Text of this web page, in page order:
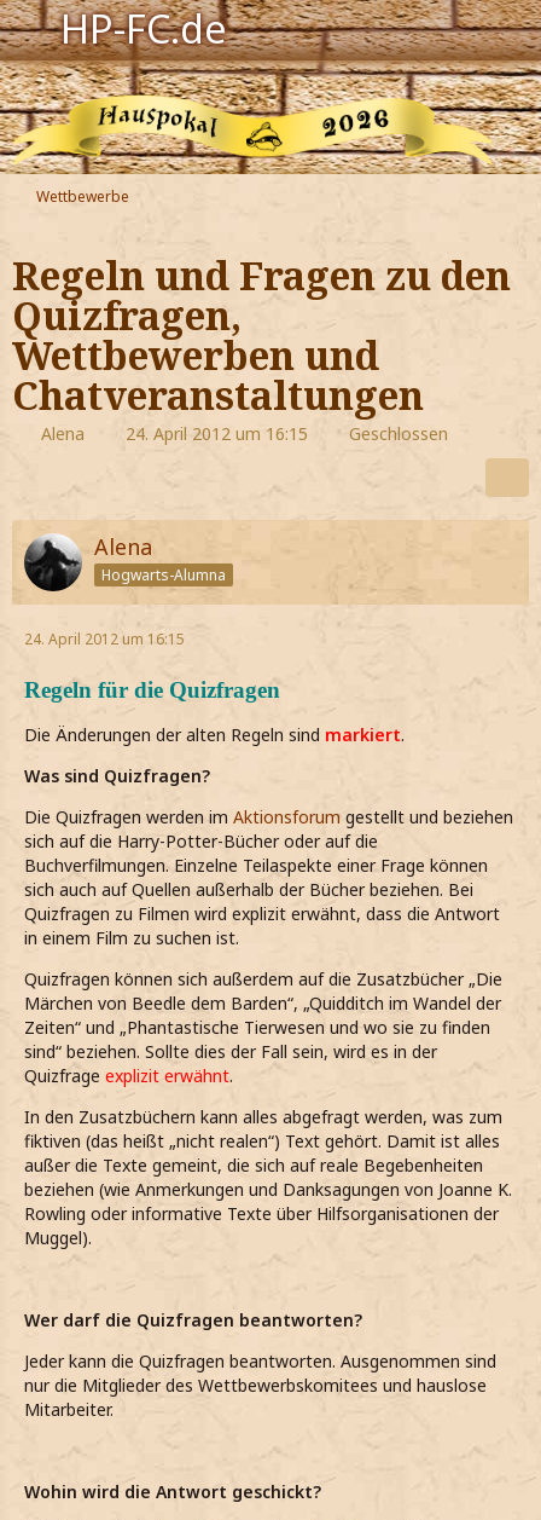
HP-FC.de
Navigation
Harry Potter
Der HP-FC
Hogwarts
Zauberwelt
Willkommen
Jetzt Fanclub-Mitglied werden!
Wettbewerbe
Regeln und Fragen zu den
Quizfragen,
Wettbewerben und
Chatveranstaltungen
Alena 24. April 2012 um 16:15 Geschlossen
Alena
Hogwarts-Alumna
24. April 2012 um 16:15
Regeln für die Quizfragen
Die Änderungen der alten Regeln sind markiert.
Was sind Quizfragen?
Die Quizfragen werden im Aktionsforum gestellt und beziehen
sich auf die Harry-Potter-Bücher oder auf die
Buchverfilmungen. Einzelne Teilaspekte einer Frage können
sich auch auf Quellen außerhalb der Bücher beziehen. Bei
Quizfragen zu Filmen wird explizit erwähnt, dass die Antwort
in einem Film zu suchen ist.
Quizfragen können sich außerdem auf die Zusatzbücher „Die
Märchen von Beedle dem Barden“, „Quidditch im Wandel der
Zeiten“ und „Phantastische Tierwesen und wo sie zu finden
sind“ beziehen. Sollte dies der Fall sein, wird es in der
Quizfrage explizit erwähnt.
In den Zusatzbüchern kann alles abgefragt werden, was zum
fiktiven (das heißt „nicht realen“) Text gehört. Damit ist alles
außer die Texte gemeint, die sich auf reale Begebenheiten
beziehen (wie Anmerkungen und Danksagungen von Joanne K.
Rowling oder informative Texte über Hilfsorganisationen der
Muggel).
Wer darf die Quizfragen beantworten?
Jeder kann die Quizfragen beantworten. Ausgenommen sind
nur die Mitglieder des Wettbewerbskomitees und hauslose
Mitarbeiter.
Wohin wird die Antwort geschickt?